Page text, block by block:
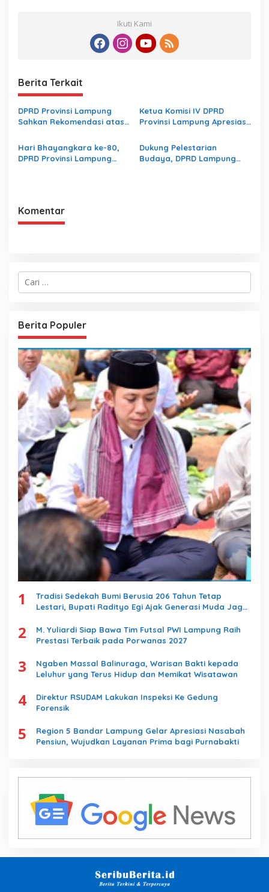
Ikuti Kami
Berita Terkait
DPRD Provinsi Lampung
Sahkan Rekomendasi atas
Pemerintah Provinsi
Lampung Tahun Anggaran
2025
Ketua Komisi IV DPRD
Provinsi Lampung Apresiasi
melalui Program IJD
Hari Bhayangkara ke-80,
DPRD Provinsi Lampung
Dukung Pelestarian
Budaya, DPRD Lampung
Komentar
C
u
n
t
u
k
Berita Populer
1
Tradisi Sedekah Bumi Berusia 206 Tahun Tetap
Lestari, Bupati Radityo Egi Ajak Generasi Muda Jaga
2
M. Yuliardi Siap Bawa Tim Futsal PWI Lampung Raih
Prestasi Terbaik pada Porwanas 2027
3
Ngaben Massal Balinuraga, Warisan Bakti kepada
Leluhur yang Terus Hidup dan Memikat Wisatawan
4
Direktur RSUDAM Lakukan Inspeksi Ke Gedung
Forensik
5
Region 5 Bandar Lampung Gelar Apresiasi Nasabah
Pensiun, Wujudkan Layanan Prima bagi Purnabakti